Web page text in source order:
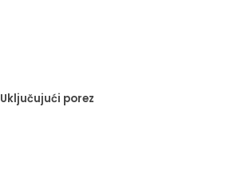
Uključujući porez